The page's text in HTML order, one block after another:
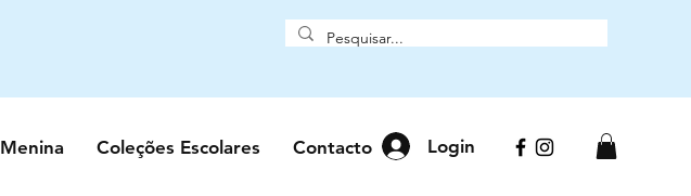
Menina Coleções Escolares Contacto Login